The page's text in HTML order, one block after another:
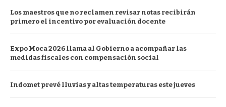
Los maestros que no reclamen revisar notas recibirán
primero el incentivo por evaluación docente
Expo Moca 2026 llama al Gobierno a acompañar las
medidas fiscales con compensación social
Indomet prevé lluvias y altas temperaturas este jueves